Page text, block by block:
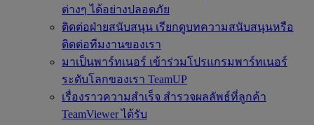
ต่างๆ ได้อย่างปลอดภัย
ติดต่อฝ่ายสนับสนุน เรียกดูบทความสนับสนุนหรือ
ติดต่อทีมงานของเรา
มาเป็นพาร์ทเนอร์ เข้าร่วมโปรแกรมพาร์ทเนอร์
ระดับโลกของเรา TeamUP
เรื่องราวความสำเร็จ สำรวจผลลัพธ์ที่ลูกค้า
TeamViewer ได้รับ